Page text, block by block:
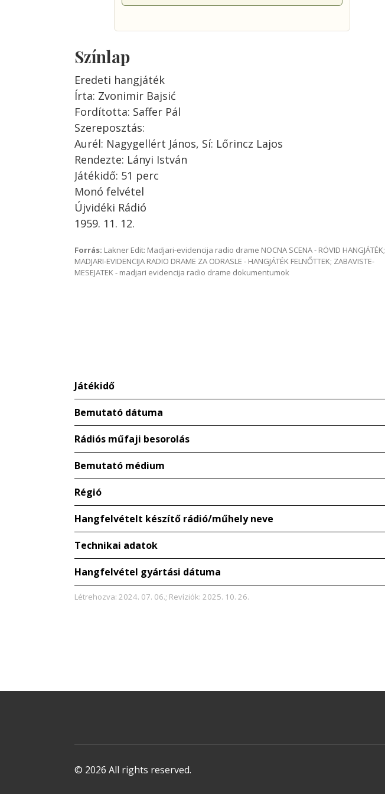
Színlap
Eredeti hangjáték
Írta: Zvonimir Bajsić
Fordította: Saffer Pál
Szereposztás:
Aurél: Nagygellért János, Sí: Lőrincz Lajos
Rendezte: Lányi István
Játékidő: 51 perc
Monó felvétel
Újvidéki Rádió
1959. 11. 12.
Forrás: Lakner Edit: Madjari-evidencija radio drame NOCNA SCENA - RÖVID HANGJÁTÉK;
MADJARI-EVIDENCIJA RADIO DRAME ZA ODRASLE - HANGJÁTÉK FELNŐTTEK; ZABAVISTE-
MESEJATEK - madjari evidencija radio drame dokumentumok
Játékidő
Bemutató dátuma
Rádiós műfaji besorolás
Bemutató médium
Régió
Hangfelvételt készítő rádió/műhely neve
Technikai adatok
Hangfelvétel gyártási dátuma
Létrehozva: 2024. 07. 06.; Revíziók: 2025. 10. 26.
© 2026 All rights reserved.